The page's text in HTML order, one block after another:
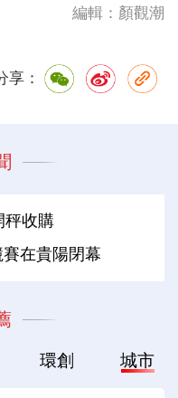
編輯：顏觀潮
享：
秤收購
在貴陽閉幕
環創 城市